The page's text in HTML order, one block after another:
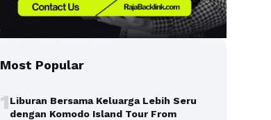
Most Popular
1Liburan Bersama Keluarga Lebih Seru
dengan Komodo Island Tour From